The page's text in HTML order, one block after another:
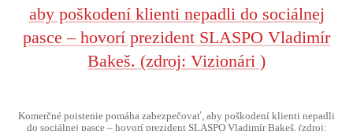
Komerčné poistenie pomáha zabezpečovať, aby poškodení klienti nepadli
do sociálnej pasce – hovorí prezident SLASPO Vladimír Bakeš. (zdroj: